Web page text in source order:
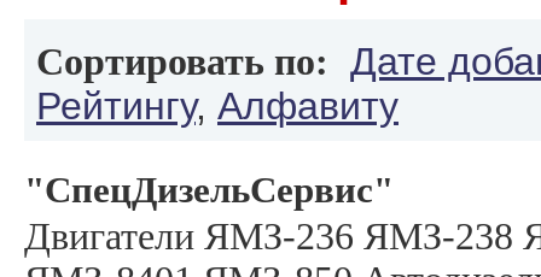
Сортировать по: Дате
Рейтингу, Алфавиту
"СпецДизельСервис"
Двигатели ЯМЗ-236 ЯМЗ-238